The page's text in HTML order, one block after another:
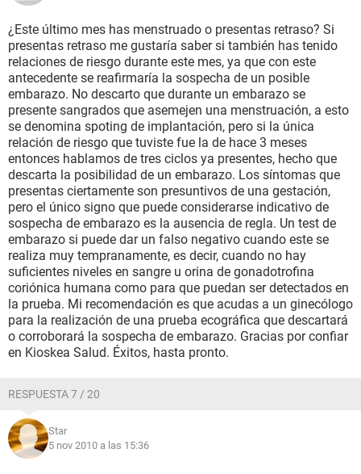
¿Este último mes has menstruado o presentas retraso? Si
presentas retraso me gustaría saber si también has tenido
relaciones de riesgo durante este mes, ya que con este
antecedente se reafirmaría la sospecha de un posible
embarazo. No descarto que durante un embarazo se
presente sangrados que asemejen una menstruación, a esto
se denomina spoting de implantación, pero si la única
relación de riesgo que tuviste fue la de hace 3 meses
entonces hablamos de tres ciclos ya presentes, hecho que
descarta la posibilidad de un embarazo. Los síntomas que
presentas ciertamente son presuntivos de una gestación,
pero el único signo que puede considerarse indicativo de
sospecha de embarazo es la ausencia de regla. Un test de
embarazo si puede dar un falso negativo cuando este se
realiza muy tempranamente, es decir, cuando no hay
suficientes niveles en sangre u orina de gonadotrofina
coriónica humana como para que puedan ser detectados en
la prueba. Mi recomendación es que acudas a un ginecólogo
para la realización de una prueba ecográfica que descartará
o corroborará la sospecha de embarazo. Gracias por confiar
en Kioskea Salud. Éxitos, hasta pronto.
RESPUESTA 7 / 20
Star
5 nov 2010 a las 15:36